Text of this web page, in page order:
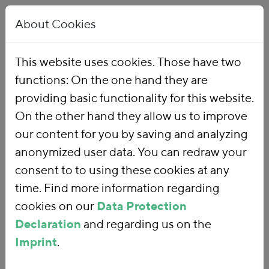
Publications
343 results: Date Title
71.Die Finanzierung Deutschlands über Steuern
auf Arbeit, Kapital und Umweltverschmutzung
Der Anteil der Umweltsteuern am deutschen
Steueraufkommen war im Jahr 2016 niedriger als vor der
Ökologischen Steuerreform 1999 und fällt weiterhin stetig.
Auch im europäischen Vergleich ist…
About Cookies
This website uses cookies. Those have two
functions: On the one hand they are
providing basic functionality for this website.
On the other hand they allow us to improve
our content for you by saving and analyzing
anonymized user data. You can redraw your
consent to to using these cookies at any
time. Find more information regarding
cookies on our Data Protection
Declaration and regarding us on the
Imprint.